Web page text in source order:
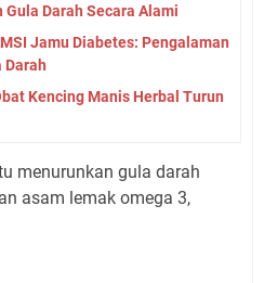
Darah Secara Alami
Jamu Diabetes: Pengalaman
Darah
Kencing Manis Herbal Turun
menurunkan gula darah
asam lemak omega 3,